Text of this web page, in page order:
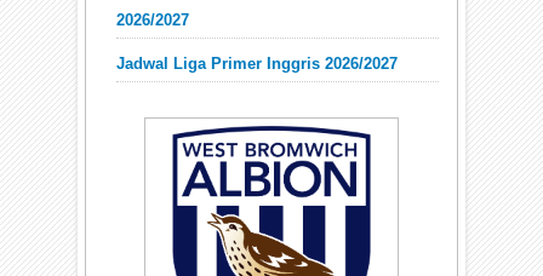
2026/2027
Jadwal Liga Primer Inggris 2026/2027